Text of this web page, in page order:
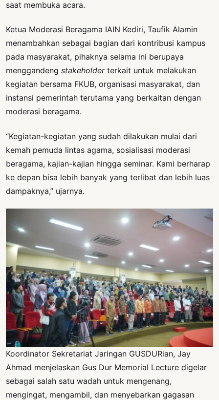
saat membuka acara.
Ketua Moderasi Beragama IAIN Kediri, Taufik Alamin
menambahkan sebagai bagian dari kontribusi kampus
pada masyarakat, pihaknya selama ini berupaya
menggandeng stakeholderterkait untuk melakukan
kegiatan bersama FKUB, organisasi masyarakat, dan
instansi pemerintah terutama yang berkaitan dengan
moderasi beragama.
“Kegiatan-kegiatan yang sudah dilakukan mulai dari
kemah pemuda lintas agama, sosialisasi moderasi
beragama, kajian-kajian hingga seminar. Kami berharap
ke depan bisa lebih banyak yang terlibat dan lebih luas
dampaknya,” ujarnya.
Koordinator Sekretariat Jaringan GUSDURian, Jay
Ahmad menjelaskan Gus Dur Memorial Lecture digelar
sebagai salah satu wadah untuk mengenang,
mengingat, mengambil, dan menyebarkan gagasan